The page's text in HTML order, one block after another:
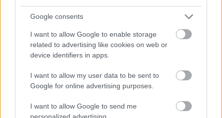
Google consents
I want to allow Google to enable storage
related to advertising like cookies on web or
device identifiers in apps.
I want to allow my user data to be sent to
Google for online advertising purposes.
I want to allow Google to send me
personalized advertising.